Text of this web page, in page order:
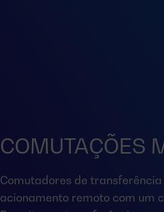
COMUTAÇÕES
Comutadores de transferência
acionamento remoto com um